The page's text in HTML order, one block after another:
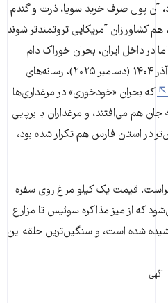
آن پول صرف خرید سویا، ذرت و گندم
هم کشاورزان آمریکایی ثروتمندتر شوند
در داخل ایران، بحران خوراک دام
ماه‌ها پیش از این آغاز شده بود. از آذر ۱۴۰۴ (دسامبر ۲۰۲۵)، رسانه‌های
که بحران «خودخوری» در مرغداری‌ها
هم می‌افتند، و مرغداران با برپایی
در استان فارس هم تکرار شده بود،
قیمت یک کیلو مرغ روی سفره
که از میز مذاکره سوئیس تا مزارع
شده است، و سنگین‌ترین حلقه این
آگهی